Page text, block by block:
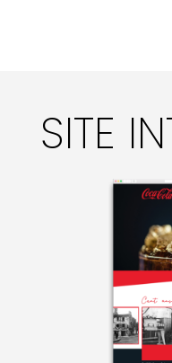
SITE